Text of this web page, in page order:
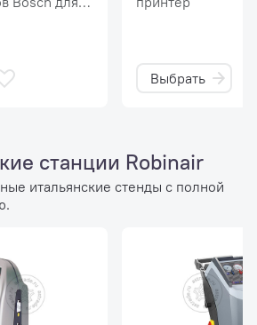
Выбрать
станции Robinair
итальянские стенды с полной